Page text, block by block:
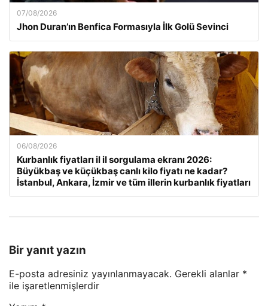
07/08/2026
Jhon Duran’ın Benfica Formasıyla İlk Golü Sevinci
06/08/2026
Kurbanlık fiyatları il il sorgulama ekranı 2026:
Büyükbaş ve küçükbaş canlı kilo fiyatı ne kadar?
İstanbul, Ankara, İzmir ve tüm illerin kurbanlık fiyatları
Bir yanıt yazın
E-posta adresiniz yayınlanmayacak. Gerekli alanlar *
ile işaretlenmişlerdir